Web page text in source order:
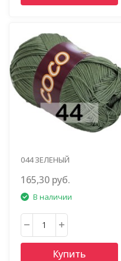
044 ЗЕЛЕНЫЙ
165,30 руб.
В наличии
Купить